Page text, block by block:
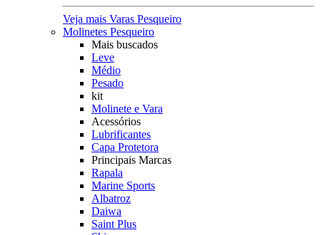
Veja mais Varas Pesqueiro
Molinetes Pesqueiro
Mais buscados
Leve
Médio
Pesado
kit
Molinete e Vara
Acessórios
Lubrificantes
Capa Protetora
Principais Marcas
Rapala
Marine Sports
Albatroz
Daiwa
Saint Plus